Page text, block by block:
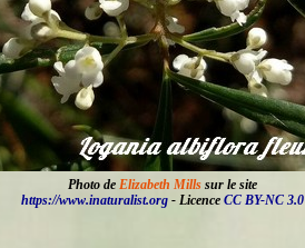
Photo de Elizabeth Mills sur le site
https://www.inaturalist.org - Licence CC BY-NC 3.0